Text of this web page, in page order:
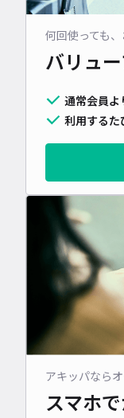
何回使っても
バリュ
通常会員よ
利用する
アキッパなら
スマホ